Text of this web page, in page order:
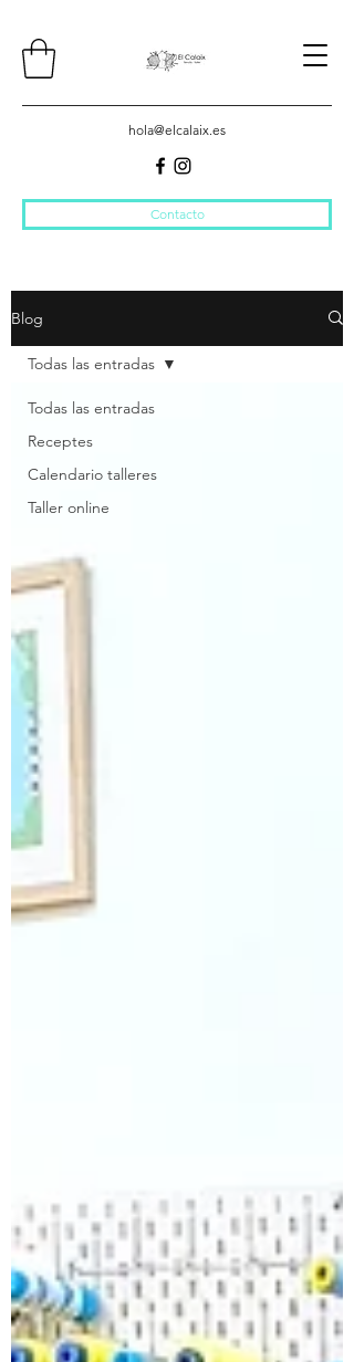
hola@elcalaix.es
Contacto
Blog
Todas las entradas
Receptes
Calendario talleres
Taller online
Todas las entradas